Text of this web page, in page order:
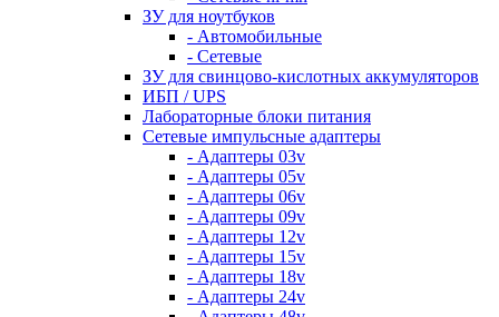
ЗУ для ноутбуков
- Автомобильные
- Сетевые
ЗУ для свинцово-кислотных аккумуляторов
ИБП / UPS
Лабораторные блоки питания
Сетевые импульсные адаптеры
- Адаптеры 03v
- Адаптеры 05v
- Адаптеры 06v
- Адаптеры 09v
- Адаптеры 12v
- Адаптеры 15v
- Адаптеры 18v
- Адаптеры 24v